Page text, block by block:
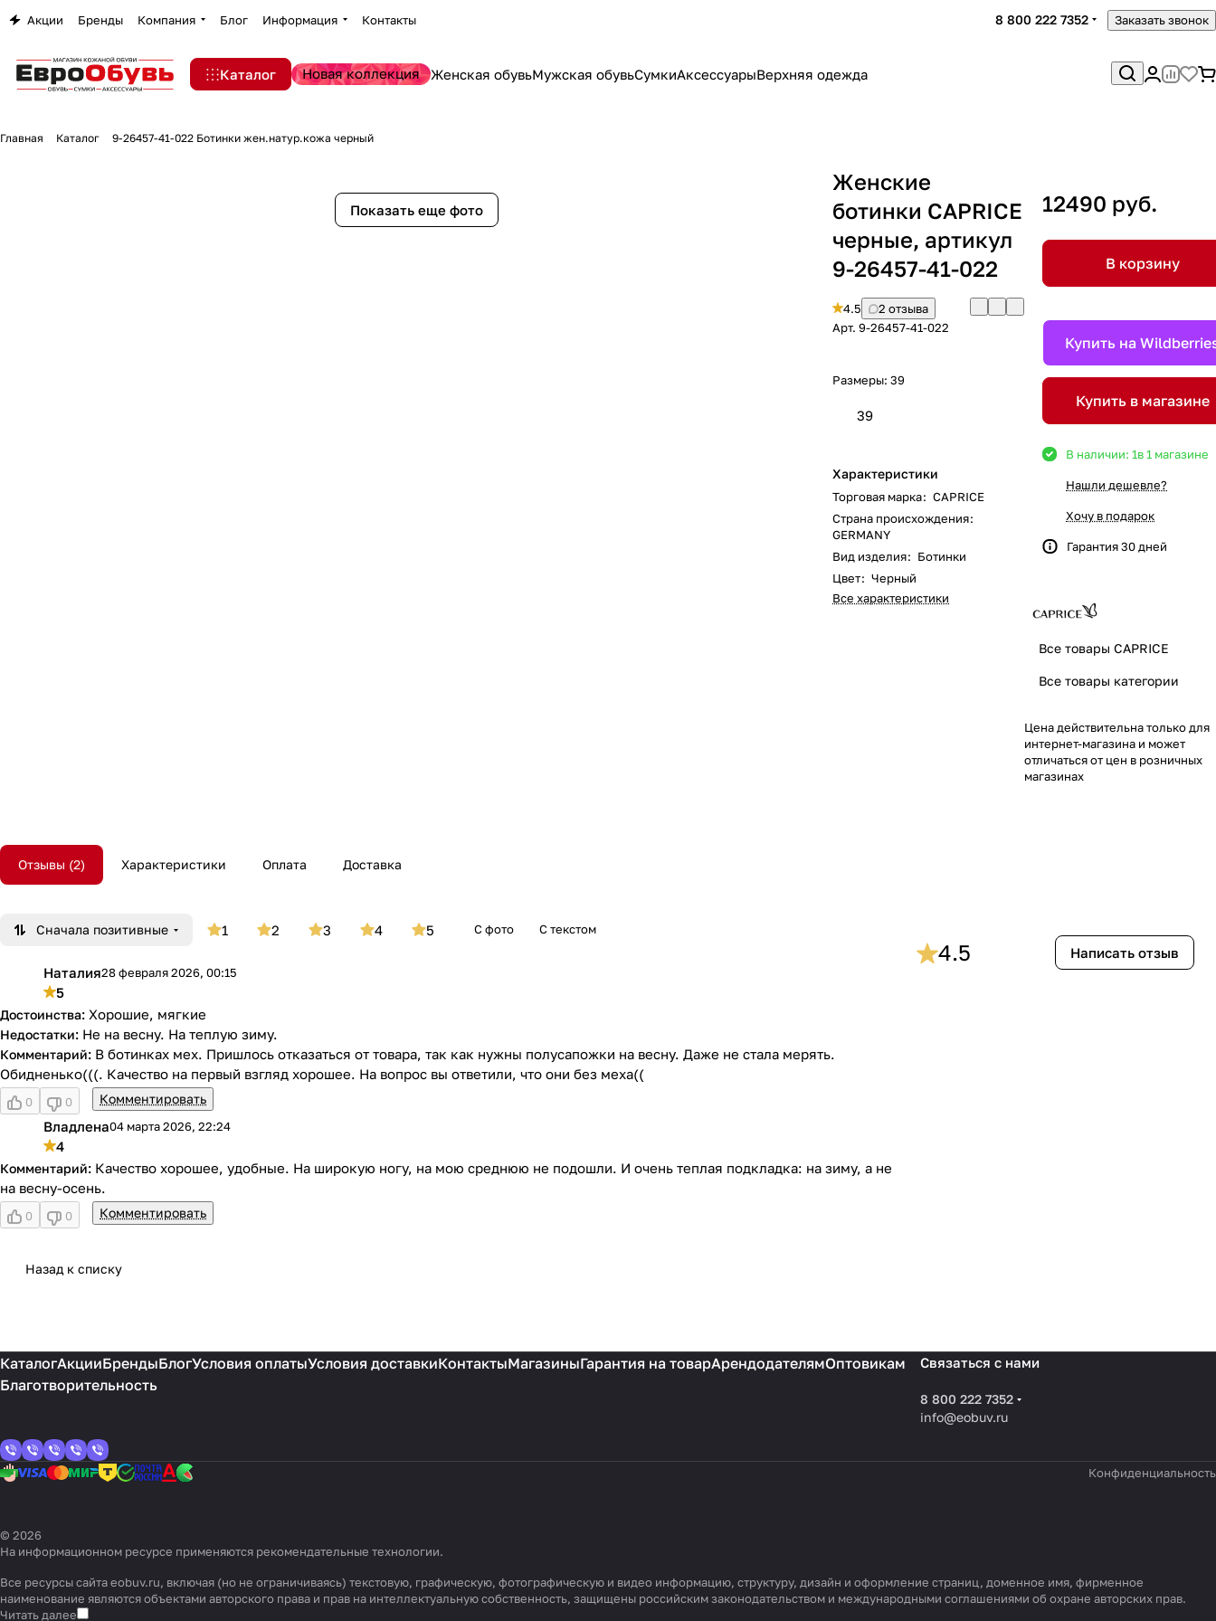
Акции Бренды Компания Блог Информация Контакты 8 800 222 7352 Заказать звонок
Каталог Новая коллекция Женская обувьМужская обувьСумкиАксессуарыВерхняя одежда
Главная Каталог 9-26457-41-022 Ботинки жен.натур.кожа черный
Показать еще фото
Женские
ботинки CAPRICE
черные, артикул
9-26457-41-022
4.5
2 отзыва
Арт. 9-26457-41-022
Размеры: 39
39
Характеристики
Торговая марка: CAPRICE
Страна происхождения:
GERMANY
Вид изделия: Ботинки
Цвет: Черный
Все характеристики
12490 руб.
В корзину
Купить на
Купить в магазине
В наличии: 1в 1 магазине
Нашли дешевле?
Хочу в подарок
Гарантия 30 дней
Все товары CAPRICE
Все товары категории
Цена действительна только для
интернет-магазина и может
отличаться от цен в розничных
магазинах
Отзывы 2 Характеристики Оплата Доставка
Сначала позитивные 1 2 3 4 5 С фото С текстом
Наталия28 февраля 2026, 00:15
5
Хорошие, мягкие
Не на весну. На теплую зиму.
В ботинках мех. Пришлось отказаться от товара, так как нужны полусапожки на весну. Даже не стала мерять.
Обидненько(((. Качество на первый взгляд хорошее. На вопрос вы ответили, что они без меха((
0 0 Комментировать
Владлена04 марта 2026, 22:24
4
Качество хорошее, удобные. На широкую ногу, на мою среднюю не подошли. И очень теплая подкладка: на зиму, а не
на весну-осень.
0 0 Комментировать
4.5 Написать отзыв
Назад к списку
КаталогАкцииБрендыБлогУсловия оплатыУсловия доставкиКонтактыМагазиныГарантия на товарАрендодателямОптовикам
Благотворительность
Связаться с нами
8 800 222 7352
info@eobuv.ru
Конфиденциальность
© 2026
На информационном ресурсе применяются рекомендательные технологии.
Все ресурсы сайта eobuv.ru, включая (но не ограничиваясь) текстовую, графическую, фотографическую и видео информацию, структуру, дизайн и оформление страниц, доменное имя, фирменное
наименование являются объектами авторского права и прав на интеллектуальную собственность, защищены российским законодательством и международными соглашениями об охране авторских прав.
Читать далее